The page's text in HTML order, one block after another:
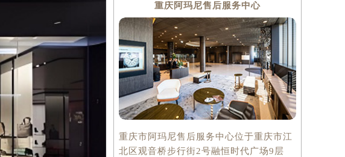
重庆阿玛尼售后服务中心
重庆市阿玛尼售后服务中心位于重庆市江
北区观音桥步行街2号融恒时代广场9层